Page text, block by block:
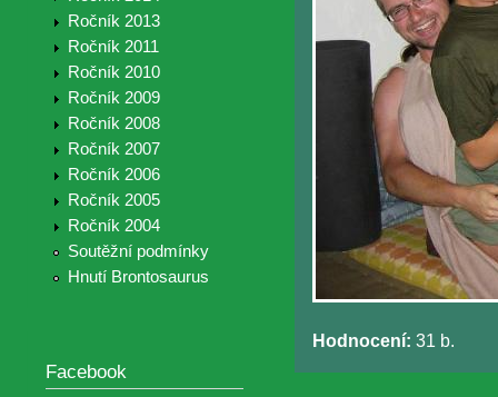
Ročník 2013
Ročník 2011
Ročník 2010
Ročník 2009
Ročník 2008
Ročník 2007
Ročník 2006
Ročník 2005
Ročník 2004
Soutěžní podmínky
Hnutí Brontosaurus
Facebook
Hodnocení: 31 b.